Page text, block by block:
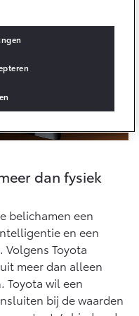
C-HR
ALS PLUG-IN
IN HYBRIDE
€ 49.995,-
dan fysiek
belichamen een
en een
Toyota
meer dan alleen
Toyota wil een
bij de waarden